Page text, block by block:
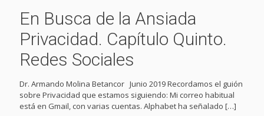
En Busca de la Ansiada
Privacidad. Capítulo Quinto.
Redes Sociales
Dr. Armando Molina Betancor Junio 2019 Recordamos el guión
sobre Privacidad que estamos siguiendo: Mi correo habitual
está en Gmail, con varias cuentas. Alphabet ha señalado […]